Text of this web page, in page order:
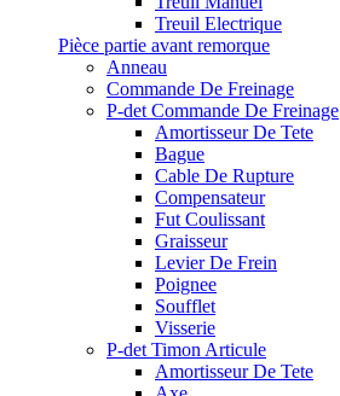
Treuil Electrique
Pièce partie avant remorque
Anneau
Commande De Freinage
P-det Commande De Freinage
Amortisseur De Tete
Bague
Cable De Rupture
Compensateur
Fut Coulissant
Graisseur
Levier De Frein
Poignee
Soufflet
Visserie
P-det Timon Articule
Amortisseur De Tete